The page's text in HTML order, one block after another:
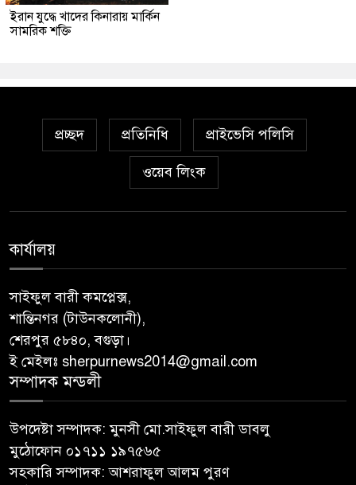
ইরান যুদ্ধে খাদের কিনারায় মার্কিন
সামরিক শক্তি
প্রচ্ছদ প্রতিনিধি প্রাইভেসি পলিসি
ওয়েব লিংক
কার্যালয়
সাইফুল বারী কমপ্লেক্স,
শান্তিনগর (টাউনকলোনী),
শেরপুর ৫৮৪০, বগুড়া।
ই মেইলঃ sherpurnews2014@gmail.com
সম্পাদক মন্ডলী
উপদেষ্টা সম্পাদক: মুনসী মো.সাইফুল বারী ডাবলু
মুঠোফোন ০১৭১১ ১৯৭৫৬৫
সহকারি সম্পাদক: আশরাফুল আলম পুরণ